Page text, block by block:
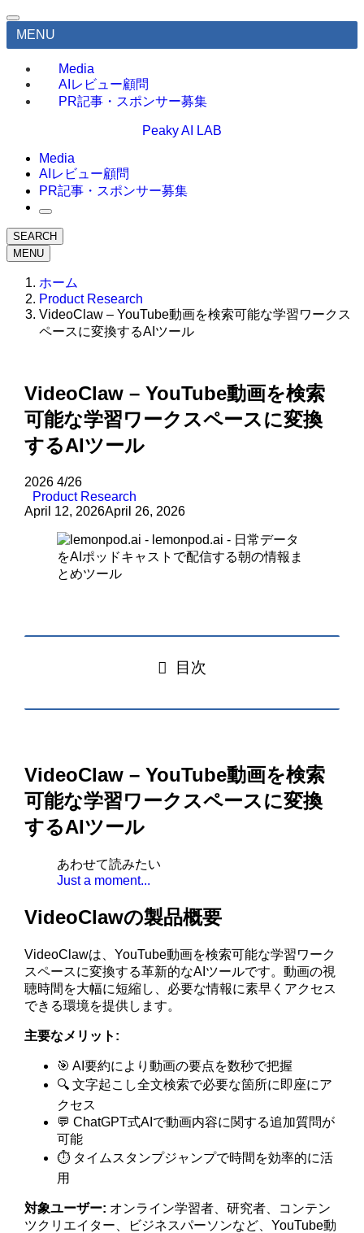
MENU
Media
AIレビュー顧問
PR記事・スポンサー募集
Peaky AI LAB
Media
AIレビュー顧問
PR記事・スポンサー募集
SEARCH
MENU
ホーム
Product Research
VideoClaw – YouTube動画を検索可能な学習ワークス
ペースに変換するAIツール
VideoClaw – YouTube動画を検索
可能な学習ワークスペースに変換
するAIツール
2026 4/26
Product Research
April 12, 2026April 26, 2026
目次
VideoClaw – YouTube動画を検索
可能な学習ワークスペースに変換
するAIツール
あわせて読みたい
Just a moment...
VideoClawの製品概要
VideoClawは、YouTube動画を検索可能な学習ワーク
スペースに変換する革新的なAIツールです。動画の視
聴時間を大幅に短縮し、必要な情報に素早くアクセス
できる環境を提供します。
主要なメリット:
🎯 AI要約により動画の要点を数秒で把握
🔍 文字起こし全文検索で必要な箇所に即座にア
クセス
💬 ChatGPT式AIで動画内容に関する追加質問が
可能
⏱️ タイムスタンプジャンプで時間を効率的に活
用
対象ユーザー: オンライン学習者、研究者、コンテン
ツクリエイター、ビジネスパーソンなど、YouTube動